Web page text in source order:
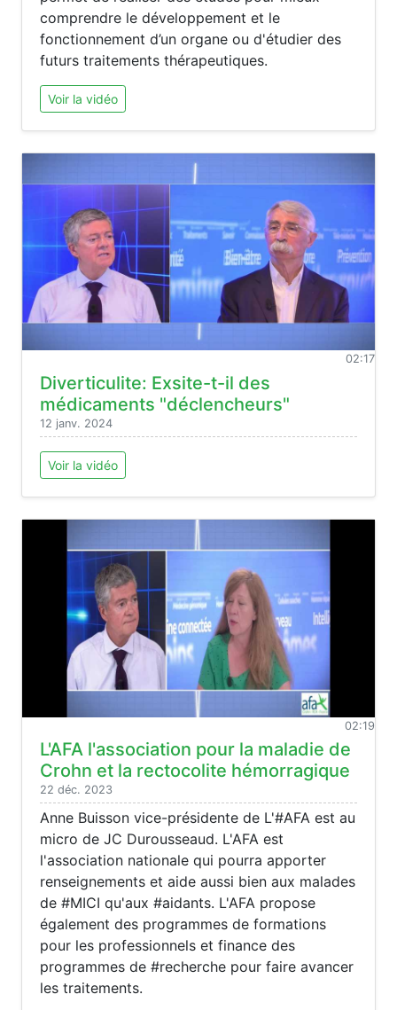
comprendre le développement et le
fonctionnement d’un organe ou d'étudier des
futurs traitements thérapeutiques.
Voir la vidéo
02:17
Diverticulite: Exsite-t-il des
médicaments "déclencheurs"
12 janv. 2024
Voir la vidéo
02:19
L'AFA l'association pour la maladie de
Crohn et la rectocolite hémorragique
22 déc. 2023
Anne Buisson vice-présidente de L'#AFA est au
micro de JC Durousseaud. L'AFA est
l'association nationale qui pourra apporter
renseignements et aide aussi bien aux malades
de #MICI qu'aux #aidants. L'AFA propose
également des programmes de formations
pour les professionnels et finance des
programmes de #recherche pour faire avancer
les traitements.